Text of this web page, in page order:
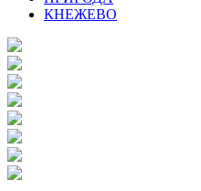
КНЕЖЕВО